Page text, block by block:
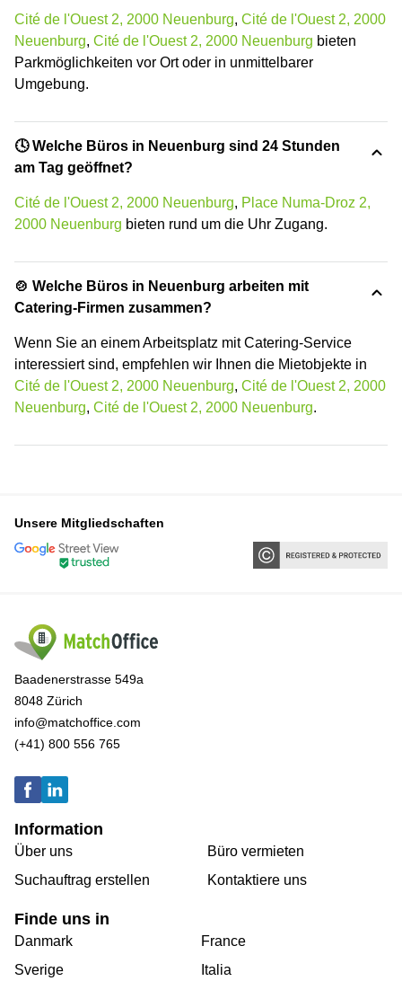
Cité de l'Ouest 2, 2000 Neuenburg, Cité de l'Ouest 2, 2000
Neuenburg, Cité de l'Ouest 2, 2000 Neuenburg bieten
Parkmöglichkeiten vor Ort oder in unmittelbarer
Umgebung.
🕓 Welche Büros in Neuenburg sind 24 Stunden
am Tag geöffnet?
Cité de l'Ouest 2, 2000 Neuenburg, Place Numa-Droz 2,
2000 Neuenburg bieten rund um die Uhr Zugang.
🍲 Welche Büros in Neuenburg arbeiten mit
Catering-Firmen zusammen?
Wenn Sie an einem Arbeitsplatz mit Catering-Service
interessiert sind, empfehlen wir Ihnen die Mietobjekte in
Cité de l'Ouest 2, 2000 Neuenburg, Cité de l'Ouest 2, 2000
Neuenburg, Cité de l'Ouest 2, 2000 Neuenburg.
Unsere Mitgliedschaften
Baadenerstrasse 549a
8048 Zürich
info@matchoffice.com
(+41) 800 556 765
Information
Über uns
Suchauftrag erstellen
Büro vermieten
Kontaktiere uns
Finde uns in
Danmark
Sverige
France
Italia